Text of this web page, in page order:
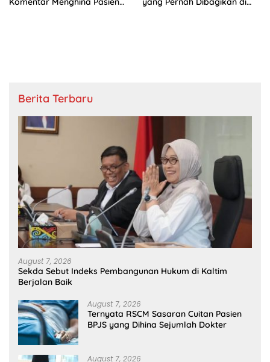
Berita Terbaru
August 7, 2026
Sekda Sebut Indeks Pembangunan Hukum di Kaltim
Berjalan Baik
August 7, 2026
Ternyata RSCM Sasaran Cuitan Pasien
BPJS yang Dihina Sejumlah Dokter
August 7, 2026